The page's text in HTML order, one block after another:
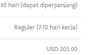
60 hari (dapat diperpanjang)
Reguler (7-10 hari kerja)
USD 205.00